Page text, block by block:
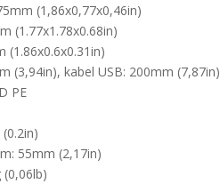
(1,86x0,77x0,46in)
(1.77x1.78x0.68in)
(1.86x0.6x0.31in)
(3,94in), kabel USB: 200mm (7,87in)
PE
55mm (2,17in)